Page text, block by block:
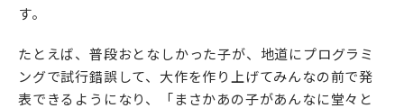
す。
たとえば、普段おとなしかった子が、地道にプログラミ
ングで試行錯誤して、大作を作り上げてみんなの前で発
表できるようになり、「まさかあの子があんなに堂々と